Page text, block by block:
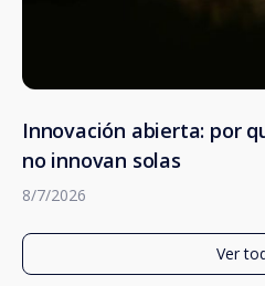
Innovación abierta: por
no innovan solas
8/7/2026
Ver